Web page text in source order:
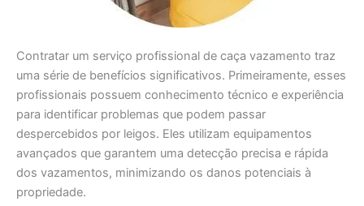
Contratar um serviço profissional de caça vazamento traz
uma série de benefícios significativos. Primeiramente, esses
profissionais possuem conhecimento técnico e experiência
para identificar problemas que podem passar
despercebidos por leigos. Eles utilizam equipamentos
avançados que garantem uma detecção precisa e rápida
dos vazamentos, minimizando os danos potenciais à
propriedade.